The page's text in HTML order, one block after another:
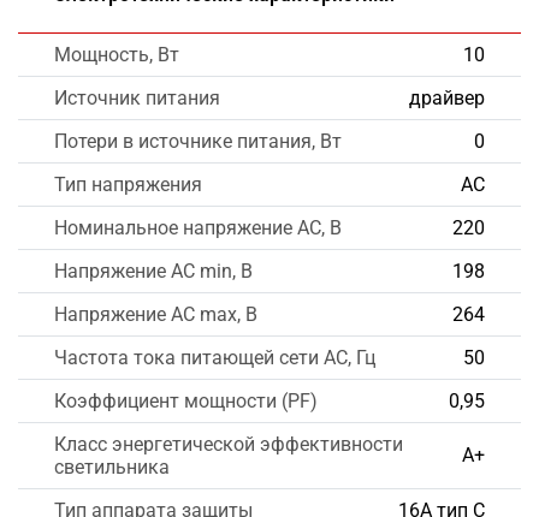
Мощность, Вт
10
Источник питания
драйвер
Потери в источнике питания, Вт
0
Тип напряжения
AC
Номинальное напряжение AC, В
220
Напряжение AC min, В
198
Напряжение AC max, В
264
Частота тока питающей сети AC, Гц
50
Коэффициент мощности (PF)
0,95
Класс энергетической эффективности
светильника
А+
Тип аппарата защиты 16А тип С